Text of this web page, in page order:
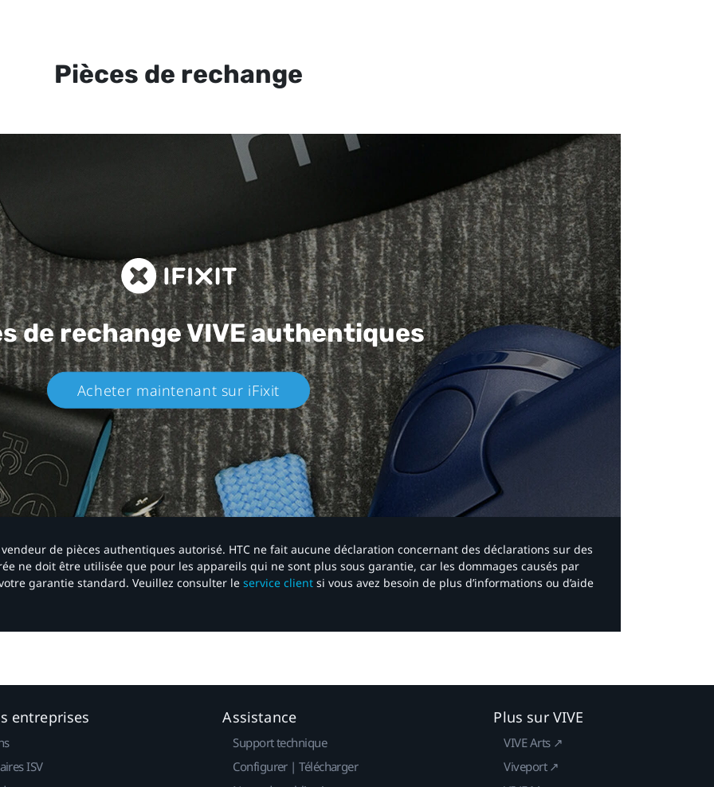
Pièces de rechange
de rechangeVIVE authentiques​
Acheter maintenant sur iFixit​
de pièces authentiques autorisé. HTC ne fait aucune déclaration concernant des déclarations sur des
ne doit être utilisée que pour les appareils qui ne sont plus sous garantie, car les dommages causés par
garantie standard. Veuillez consulter le service client si vous avez besoin de plus d’informations ou d’aide
entreprises
ISV
Assistance
Support technique
Configurer | Télécharger
Plus sur VIVE
VIVE Arts ↗
Viveport ↗